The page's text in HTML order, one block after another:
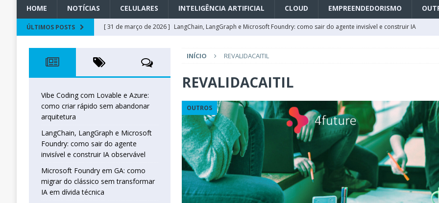
HOME NOTÍCIAS CELULARES INTELIGÊNCIA ARTIFICIAL CLOUD EMPREENDEDORISMO
ÚLTIMOS POSTS [ 31 de março de 2026 ] LangChain, LangGraph e Microsoft Foundry: como sair do agente invisível e construir IA
[ 20 de março de 2026 ]
Microsoft Foundry em GA: como migrar do clássico sem transformar IA em dívida
técnica
INTELIGÊNCIA ARTIFICIAL
[ 27 de fevereiro de 2026 ]
real sem criar uma URA com IA
INTELIGÊNCIA ARTIFICIAL
Orchestration Workflow no Microsoft Foundry: quando rotear intenção é melhor do
que jogar tudo para um LLM
INTELIGÊNCIA ARTIFICIAL
[ 25 de abril de 2026 ]
Vibe Coding com Lovable e Azure: como criar rápido sem abandonar arquitetura
INÍCIO REVALIDACAITIL
REVALIDACAITIL
OUTROS
Vibe Coding com Lovable e Azure:
como criar rápido sem abandonar
arquitetura
LangChain, LangGraph e Microsoft
Foundry: como sair do agente
invisível e construir IA observável
Microsoft Foundry em GA: como
migrar do clássico sem transformar
IA em dívida técnica